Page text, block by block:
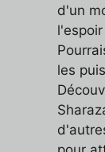
d'un
les